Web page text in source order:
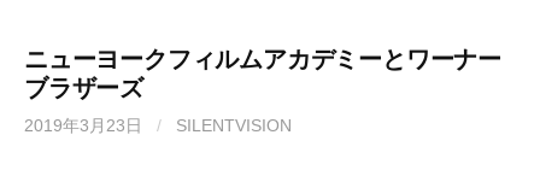
ニューヨークフィルムアカデミーとワーナー
ブラザーズ
2019年3月23日 / SILENTVISION